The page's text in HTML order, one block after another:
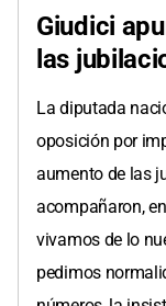
Giudici
las
La diputada
oposición por
aumento de las
acompañaron,
vivamos de lo
pedimos